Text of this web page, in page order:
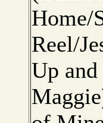
Home/
Reel/
Up